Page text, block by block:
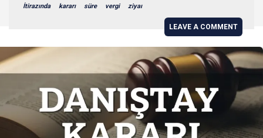
İtirazında kararı süre vergi ziyaı
LEAVE A COMMENT